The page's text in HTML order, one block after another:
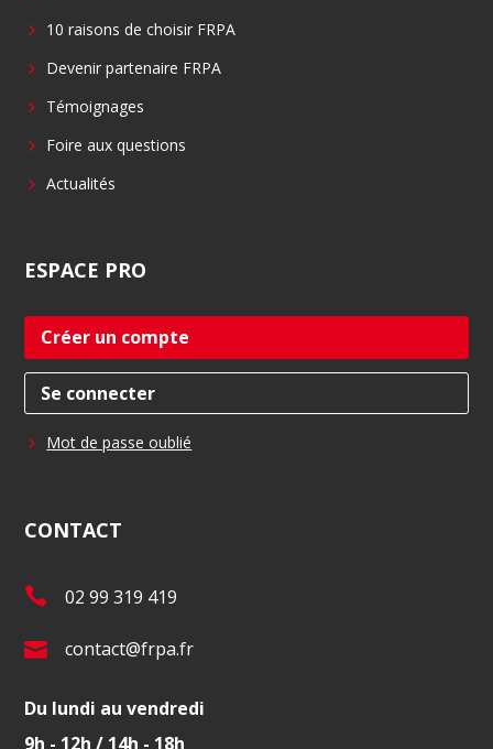
o
i
10 raisons de choisir FRPA
Devenir partenaire FRPA
Témoignages
Foire aux questions
Actualités
ESPACE PRO
Créer un compte
Se connecter
Mot de passe oublié
CONTACT
T
l
.
:
02 99 319 419
E
m
contact@frpa.fr
Du lundi au vendredi
9h - 12h / 14h - 18h